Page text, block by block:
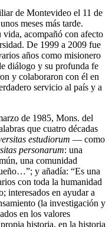
de Montevideo el 11 de
meses más tarde.
vida, acompañó con afecto
De 1999 a 2009 fue
años como misionero
diálogo y su profunda fe
y colaboraron con él en
servicio al país y a
de 1985, Mons. del
que cuatro décadas
estudiorum — como
personarum: una
una comunidad
y añadía: “Es una
con toda la humanidad
interesados en ayudar a
(la investigación y
en los valores
historia, en la historia